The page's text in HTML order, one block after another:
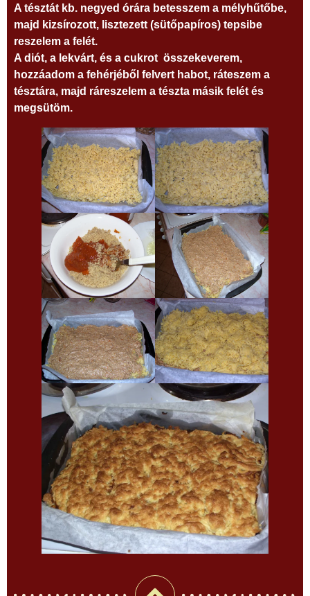
A tésztát kb. negyed órára betesszem a mélyhűtőbe,
majd kizsírozott, lisztezett (sütőpapíros) tepsibe
reszelem a felét.
A diót, a lekvárt, és a cukrot összekeverem,
hozzáadom a fehérjéből felvert habot, ráteszem a
tésztára, majd ráreszelem a tészta másik felét és
megsütöm.